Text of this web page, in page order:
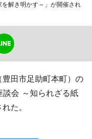
を解き明かす～」が開催され
田市足助町本町）の
談会 ～知られざる紙
た。